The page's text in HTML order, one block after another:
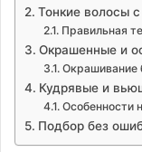
Тонкие волосы
Правильная
Окрашенные и
Окрашивание
Кудрявые и
Особенности
Подбор без